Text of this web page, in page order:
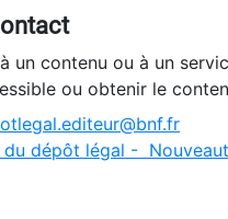
un contenu ou à un
ou obtenir le
dépôt légal -